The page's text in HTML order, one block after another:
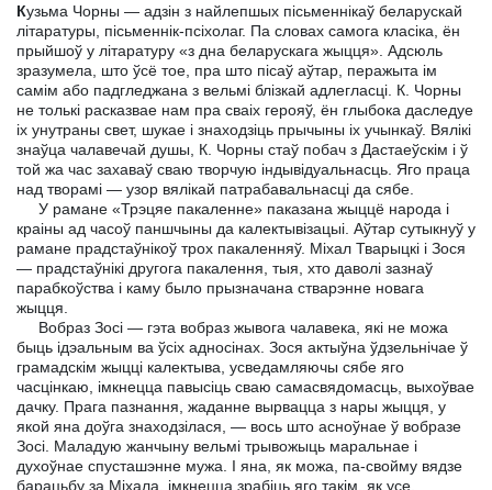
Кузьма Чорны — адзiн з найлепшых пiсьменнiкаў беларускай
лiтаратуры, пiсьменнiк-псiхолаг. Па словах самога класiка, ён
прыйшоў у лiтаратуру «з дна беларускага жыцця». Адсюль
зразумела, што ўсё тое, пра што пiсаў аўтар, перажыта iм
самiм або падгледжана з вельмi блiзкай адлегласцi. К. Чорны
не толькi расказвае нам пра сваiх герояў, ён глыбока даследуе
iх унутраны свет, шукае i знаходзiць прычыны iх учынкаў. Вялiкi
знаўца чалавечай душы, К. Чорны стаў побач з Дастаеўскiм i ў
той жа час захаваў сваю творчую iндывiдуальнасць. Яго праца
над творамi — узор вялiкай патрабавальнасцi да сябе.
У рамане «Трэцяе пакаленне» паказана жыццё народа i
краiны ад часоў паншчыны да калектывiзацыi. Аўтар сутыкнуў у
рамане прадстаўнiкоў трох пакаленняў. Мiхал Тварыцкi i Зося
— прадстаўнiкi другога пакалення, тыя, хто даволi зазнаў
парабкоўства i каму было прызначана стварэнне новага
жыцця.
Вобраз Зосi — гэта вобраз жывога чалавека, якi не можа
быць iдэальным ва ўсiх адносiнах. Зося актыўна ўдзельнiчае ў
грамадскiм жыццi калектыва, усведамляючы сябе яго
часцiнкаю, iмкнецца павысiць сваю самасвядомасць, выхоўвае
дачку. Прага пазнання, жаданне вырвацца з нары жыцця, у
якой яна доўга знаходзiлася, — вось што асноўнае ў вобразе
Зосi. Маладую жанчыну вельмi трывожыць маральнае i
духоўнае спусташэнне мужа. I яна, як можа, па-свойму вядзе
барацьбу за Мiхала, iмкнецца зрабiць яго такiм, як усе.